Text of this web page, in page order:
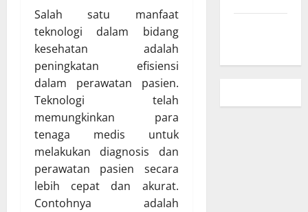
Salah satu manfaat
teknologi dalam bidang
kesehatan adalah
peningkatan efisiensi
dalam perawatan pasien.
Teknologi telah
memungkinkan para
tenaga medis untuk
melakukan diagnosis dan
perawatan pasien secara
lebih cepat dan akurat.
Contohnya adalah